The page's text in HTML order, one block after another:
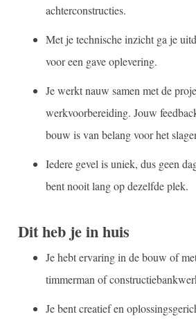
achterconstructies.
Met je technische inzicht ga je
voor een gave oplevering.
Je werkt nauw samen met de
werkvoorbereiding. Jouw
bouw is van belang voor het
Iedere gevel is uniek, dus geen
bent nooit lang op dezelfde plek.
Dit heb je in huis
Je hebt ervaring in de bouw of
timmerman of
Je bent creatief en